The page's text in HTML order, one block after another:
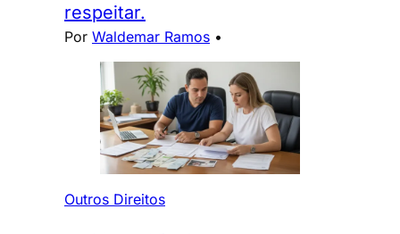
respeitar.
Por Waldemar Ramos •
Outros Direitos